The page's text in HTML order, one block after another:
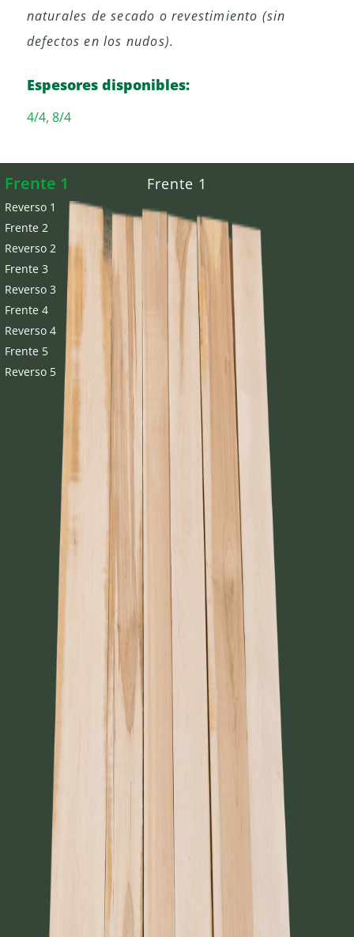
naturales de secado o revestimiento (sin
defectos en los nudos).
Espesores disponibles:
4/4, 8/4
Frente 1
Reverso 1
Frente 2
Reverso 2
Frente 3
Reverso 3
Frente 4
Reverso 4
Frente 5
Reverso 5
Frente 1